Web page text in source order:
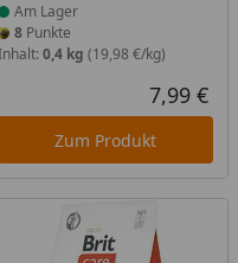
Preis
Am Lager
8Punkte
0,4 kg (19,98 €/kg)
7,99 €
Zum Produkt